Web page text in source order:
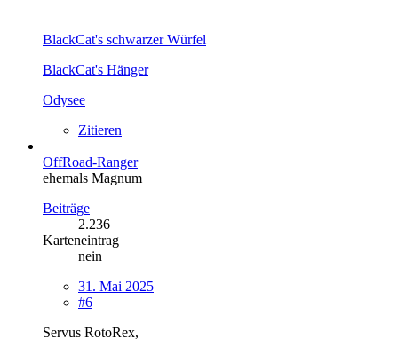
BlackCat's schwarzer Würfel
BlackCat's Hänger
Odysee
Zitieren
OffRoad-Ranger
ehemals Magnum
Beiträge
2.236
Karteneintrag
nein
31. Mai 2025
#6
Servus RotoRex,